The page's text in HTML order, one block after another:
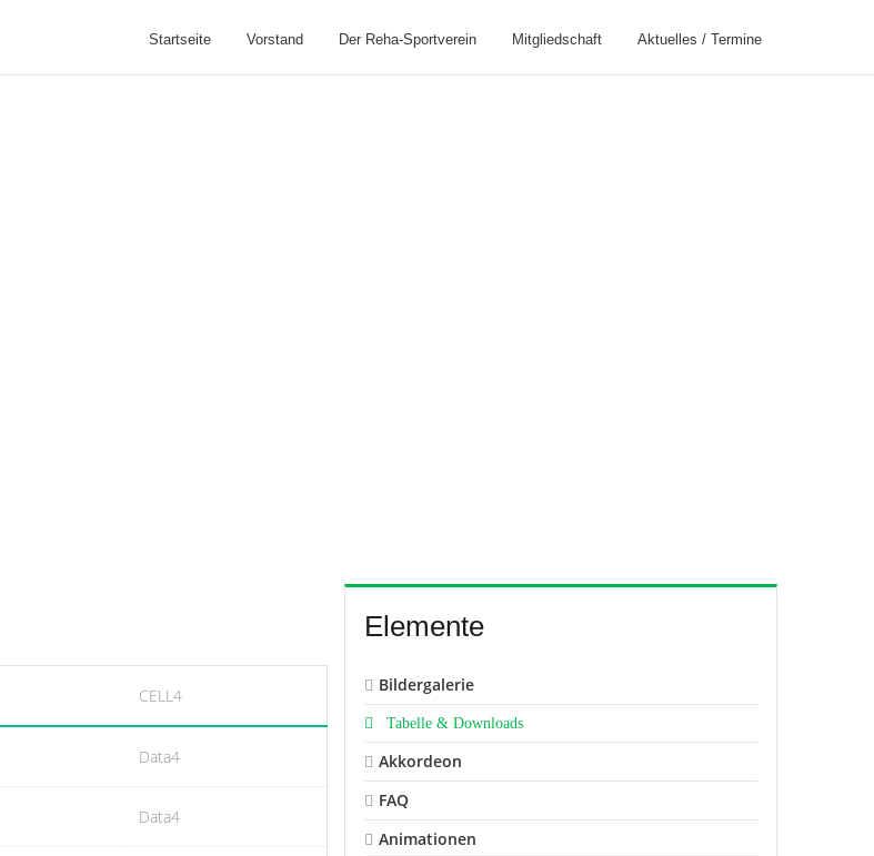
Startseite Vorstand Der Reha-Sportverein Mitgliedschaft Aktuelles / Termine
CELL4
Data4
Data4
Elemente
Bildergalerie
Tabelle & Downloads
Akkordeon
FAQ
Animationen